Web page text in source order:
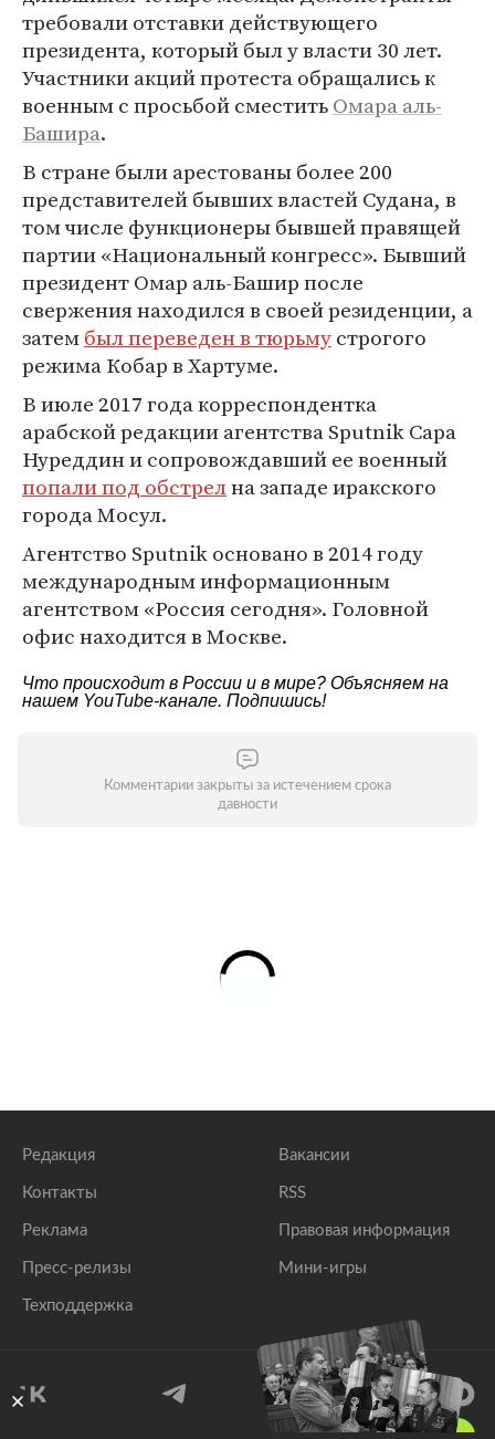
требовали отставки действующего
президента, который был у власти 30 лет.
Участники акций протеста обращались к
военным с просьбой сместитьОмара аль-
Башира.
В стране были арестованы более 200
представителей бывших властей Судана, в
том числе функционеры бывшей правящей
партии «Национальный конгресс». Бывший
президент Омар аль-Башир после
свержения находился в своей резиденции, а
затембыл переведен в тюрьмустрогого
режима Кобар в Хартуме.
В июле 2017 года корреспондентка
арабской редакции агентства Sputnik Сара
Нуреддин и сопровождавший ее военный
попали под обстрелна западе иракского
города Мосул.
Агентство Sputnik основано в 2014 году
международным информационным
агентством «Россия сегодня». Головной
офис находится в Москве.
Что происходит в России и в мире? Объясняем на
нашем YouTube-канале. Подпишись!
Комментарии закрыты за истечением срока
давности
Редакция
Контакты
Реклама
Пресс-релизы
Техподдержка
Вакансии
RSS
Правовая информация
Мини-игры